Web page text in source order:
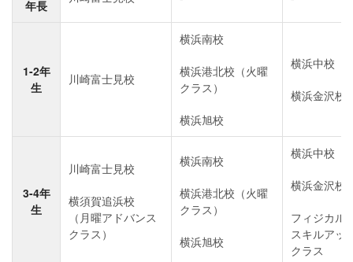
年長
1-2年
生
川崎富士見校
横浜南校
横浜港北校（火曜
クラス）
横浜旭校
横浜中校
横浜金沢校
3-4年
生
川崎富士見校
横須賀追浜校
（月曜アドバンス
クラス）
横浜南校
横浜港北校（火曜
クラス）
横浜旭校
横浜中校
横浜金沢校
フィジカル
スキルアッ
クラス